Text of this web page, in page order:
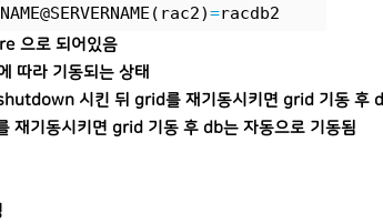
=racdb2
으로 되어있음
따라 기동되는 상태
시킨 뒤 grid를 재기동시키면 grid 기동 후
재기동시키면 grid 기동 후 db는 자동으로 기동됨